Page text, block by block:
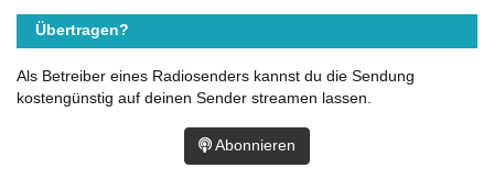
Übertragen?
Als Betreiber eines Radiosenders kannst du die Sendung
kostengünstig auf deinen Sender streamen lassen.
Abonnieren